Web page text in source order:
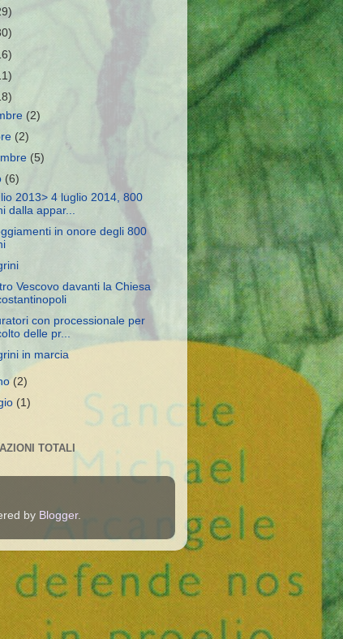
(2)
(2)
(5)
(6)
2013> 4 luglio 2014, 800
dalla appar...
in onore degli 800
Vescovo davanti la Chiesa
con processionale per
delle pr...
in marcia
(2)
(1)
TOTALI
by Blogger.